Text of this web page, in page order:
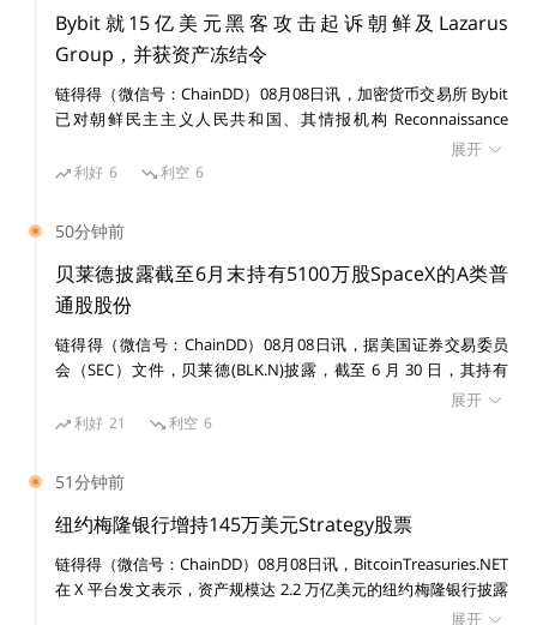
· 可编程的借贷市场
现在，让我们来快速回顾一下 frxETH v1：
在 Frax v1 中，用户存入 ETH 并获得 frxETH。用户可以
ETH - frxETH 配对在 Curve Finance 上进行挖矿以获得
CRV。
用验证者。要想「借用」验证者，用户必须首先提供一定
数量的 ETH 作为抵押品（可能超过 8 ETH），这样他们
才有权在 Frax Finance 上借用并运行验证者。同时，借
下图是对 frxETH V2 架构的概览，为简单起见，我将只
专注于下图中的圆形区域：
Bybit就15亿美元黑客攻击起诉朝鲜及Lazarus
Group，并获资产冻结令
链得得（微信号：ChainDD）08月08日讯，加密货币交易所 Bybit
已对朝鲜民主主义人民共和国、其情报机构 Reconnaissance
General Bureau（RGB）及受国家制裁的黑客组织 Lazarus Group
提起民事诉讼，涉及一宗价值 15 亿美元的黑客攻击事件。 美国联
识别资产。
展开
利好 6 利空 6
50分钟前
贝莱德披露截至6月末持有5100万股SpaceX的A类普
通股股份
链得得（微信号：ChainDD）08月08日讯，据美国证券交易委员
会（SEC）文件，贝莱德(BLK.N)披露，截至 6 月 30 日，其持有
展开
利好 21 利空 6
51分钟前
纽约梅隆银行增持145万美元Strategy股票
链得得（微信号：ChainDD）08月08日讯，BitcoinTreasuries.NET
在 X 平台发文表示，资产规模达 2.2 万亿美元的纽约梅隆银行披露
增持 14,630 股 Strategy 股票，价值 145 万美元。目前其持有
展开